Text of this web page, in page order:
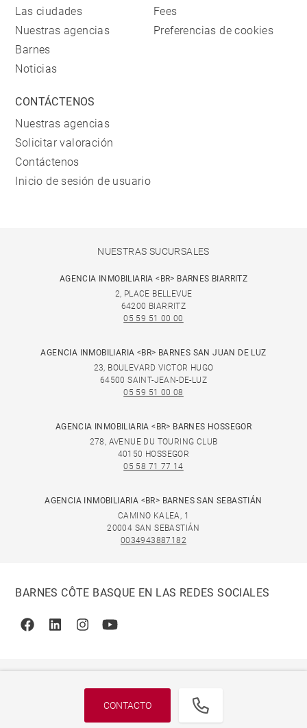
CONTACTO
Las ciudades
Nuestras agencias
Barnes
Noticias
Fees
Preferencias de cookies
CONTÁCTENOS
Nuestras agencias
Solicitar valoración
Contáctenos
Inicio de sesión de usuario
NUESTRAS SUCURSALES
AGENCIA INMOBILIARIA <BR> BARNES BIARRITZ
2, PLACE BELLEVUE
64200 BIARRITZ
05 59 51 00 00
AGENCIA INMOBILIARIA <BR> BARNES SAN JUAN DE LUZ
23, BOULEVARD VICTOR HUGO
64500 SAINT-JEAN-DE-LUZ
05 59 51 00 08
AGENCIA INMOBILIARIA <BR> BARNES HOSSEGOR
278, AVENUE DU TOURING CLUB
40150 HOSSEGOR
05 58 71 77 14
AGENCIA INMOBILIARIA <BR> BARNES SAN SEBASTIÁN
CAMINO KALEA, 1
20004 SAN SEBASTIÁN
0034943887182
BARNES CÔTE BASQUE EN LAS REDES SOCIALES
FacebookLinkedinInstagramYoutube
© 2026 BARNES, INTERNATIONAL REALTY - BARNES
INTERNATIONAL